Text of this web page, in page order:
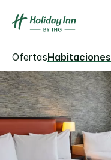
OfertasHabitaciones